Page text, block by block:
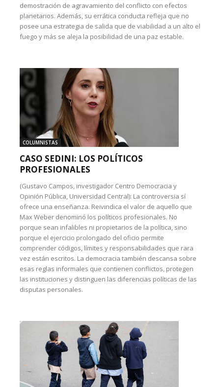
demostración de agravamiento del conflicto con efectos
planetarios. Además, su errática conducta refleja que no
posee una estrategia de salida que de viabilidad a un alto el
fuego y más se aleja la posibilidad de una paz estable.
COLUMNISTAS
CASO SEDINI: LOS POLÍTICOS
PROFESIONALES
(Gustavo Campos, investigador Centro Democracia y
Opinión Pública, Universidad Central): La controversia sí
ofrece una enseñanza. Reivindica el valor de aquello que
Max Weber denominó los políticos profesionales. No
porque sean infalibles ni propietarios de la política, sino
porque el ejercicio prolongado del oficio permite
comprender códigos, límites y responsabilidades que rara
vez están escritos. La democracia también descansa sobre
esas reglas informales que contienen conflictos, protegen
las instituciones y distinguen las diferencias políticas de las
disputas personales.